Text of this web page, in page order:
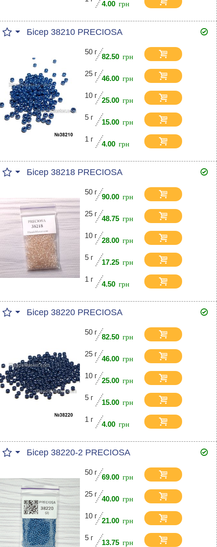
4.00
Бісер 38210 PRECIOSA
50 г
82.50
25 г
46.00
10 г
25.00
5 г
15.00
1 г
4.00
Бісер 38218 PRECIOSA
50 г
90.00
25 г
48.75
10 г
28.00
5 г
17.25
1 г
4.50
Бісер 38220 PRECIOSA
50 г
82.50
25 г
46.00
10 г
25.00
5 г
15.00
1 г
4.00
Бісер 38220-2 PRECIOSA
50 г
69.00
25 г
40.00
10 г
21.00
5 г
13.75